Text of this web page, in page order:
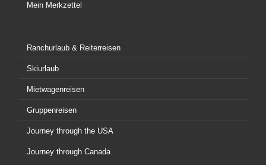
Mein Merkzettel
Ranchurlaub & Reiterreisen
Skiurlaub
Mietwagenreisen
Gruppenreisen
Journey through the USA
Journey through Canada